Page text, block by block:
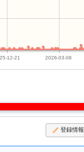
12-21 2026-03-08
登録情